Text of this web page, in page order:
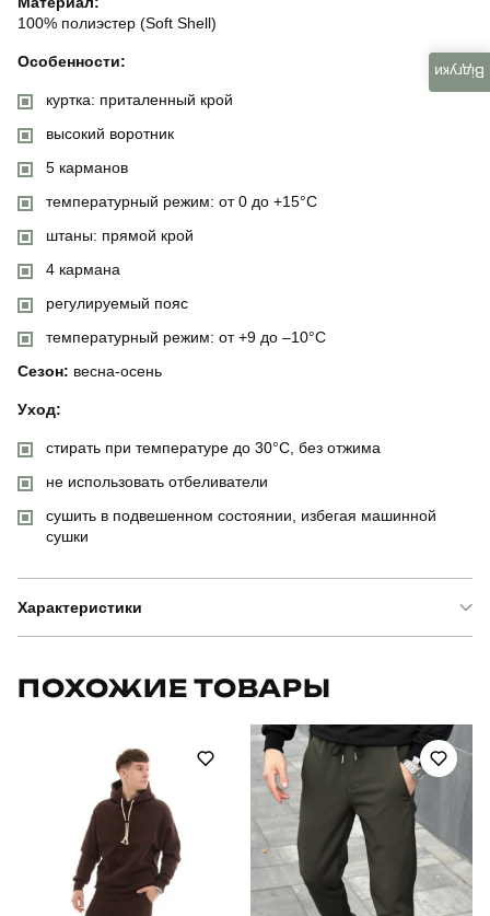
100% полиэстер (Soft Shell)
Особенности:
куртка: приталенный крой
высокий воротник
5 карманов
температурный режим: от 0 до +15°C
штаны: прямой крой
4 кармана
регулируемый пояс
температурный режим: от +9 до –10°C
Сезон: весна-осень
Уход:
стирать при температуре до 30°C, без отжима
не использовать отбеливатели
сушить в подвешенном состоянии, избегая машинной
сушки
Характеристики
для повсякденного носіння
повсякденний
осінь
ПОХОЖИЕ ТОВАРЫ
Відгуки